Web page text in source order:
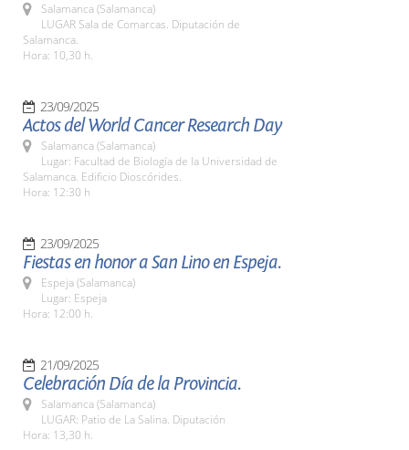
Salamanca (Salamanca)
LUGAR Sala de Comarcas. Diputación de
Salamanca.
Hora: 10,30 h.
23/09/2025
Actos del World Cancer Research Day
Salamanca (Salamanca)
Lugar: Facultad de Biología de la Universidad de
Salamanca. Edificio Dioscórides.
Hora: 12:30 h
23/09/2025
Fiestas en honor a San Lino en Espeja.
Espeja (Salamanca)
Lugar: Espeja
Hora: 12:00 h.
21/09/2025
Celebración Día de la Provincia.
Salamanca (Salamanca)
LUGAR: Patio de La Salina. Diputación
Hora: 13,30 h.